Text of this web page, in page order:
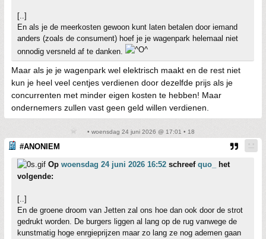
[..]
En als je de meerkosten gewoon kunt laten betalen door iemand
anders (zoals de consument) hoef je je wagenpark helemaal niet
onnodig versneld af te danken.
Maar als je je wagenpark wel elektrisch maakt en de rest niet
kun je heel veel centjes verdienen door dezelfde prijs als je
concurrenten met minder eigen kosten te hebben! Maar
ondernemers zullen vast geen geld willen verdienen.
• woensdag 24 juni 2026 @ 17:01 • 18
#ANONIEM
Op woensdag 24 juni 2026 16:52 schreef quo_
het
volgende:
[..]
En de groene droom van Jetten zal ons hoe dan ook door de strot
gedrukt worden. De burgers liggen al lang op de rug vanwege de
kunstmatig hoge enrgieprijzen maar zo lang ze nog ademen gaan